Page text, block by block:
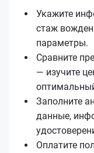
Укажите
стаж
параметры.
Сравните
— изучите
Заполните
данные,
Оплатите